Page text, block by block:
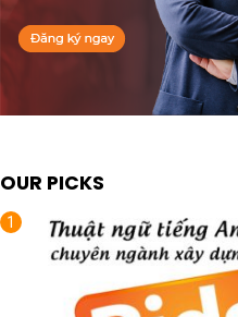
OUR PICKS